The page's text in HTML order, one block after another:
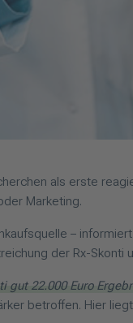
als erste
Marketing.
–
der Rx-
gut 22.000 Euro
betroffen. Hier